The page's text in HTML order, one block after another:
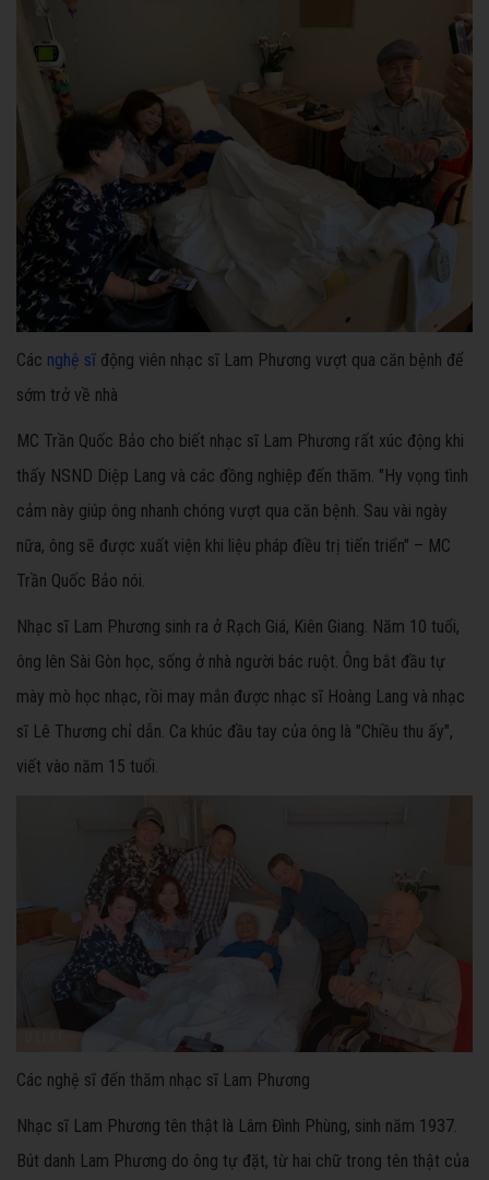
Các nghệ sĩ động viên nhạc sĩ Lam Phương vượt qua căn bệnh để
sớm trở về nhà
MC Trần Quốc Bảo cho biết nhạc sĩ Lam Phương rất xúc động khi
thấy NSND Diệp Lang và các đồng nghiệp đến thăm. "Hy vọng tình
cảm này giúp ông nhanh chóng vượt qua căn bệnh. Sau vài ngày
nữa, ông sẽ được xuất viện khi liệu pháp điều trị tiến triển" – MC
Trần Quốc Bảo nói.
Nhạc sĩ Lam Phương sinh ra ở Rạch Giá, Kiên Giang. Năm 10 tuổi,
ông lên Sài Gòn học, sống ở nhà người bác ruột. Ông bắt đầu tự
mày mò học nhạc, rồi may mắn được nhạc sĩ Hoàng Lang và nhạc
sĩ Lê Thương chỉ dẫn. Ca khúc đầu tay của ông là "Chiều thu ấy",
viết vào năm 15 tuổi.
Các nghệ sĩ đến thăm nhạc sĩ Lam Phương
Nhạc sĩ Lam Phương tên thật là Lâm Đình Phùng, sinh năm 1937.
Bút danh Lam Phương do ông tự đặt, từ hai chữ trong tên thật của